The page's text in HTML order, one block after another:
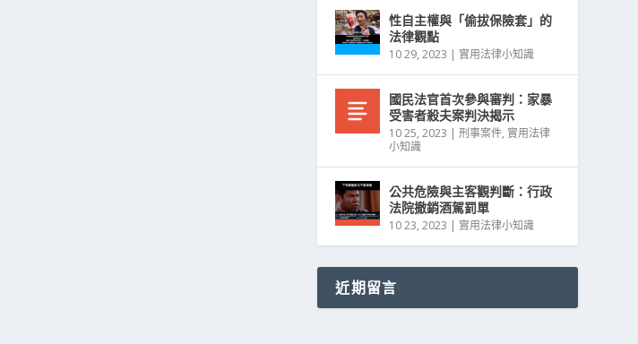
性自主權與「偷拔保險套」的
法律觀點
10 29, 2023 | 實用法律小知識
國民法官首次參與審判：家暴
受害者殺夫案判決揭示
10 25, 2023 |刑事案件, 實用法律
小知識
公共危險與主客觀判斷：行政
法院撤銷酒駕罰單
10 23, 2023 | 實用法律小知識
近期留言